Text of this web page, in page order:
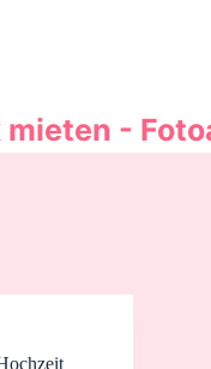
mieten -